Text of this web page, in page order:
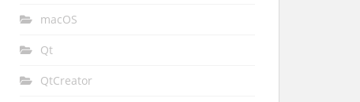
macOS
Qt
QtCreator